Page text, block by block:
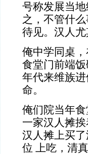
号称发展当
之，不管什
待见。汉人
俺中学同桌
食堂门前端
年代来维族
命。
俺们院当年
一家汉人摊
汉人摊上买
位 上吃，清